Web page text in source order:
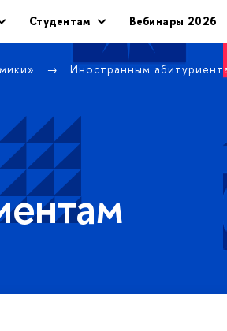
Студентам Вебинары 2026
Иностранным